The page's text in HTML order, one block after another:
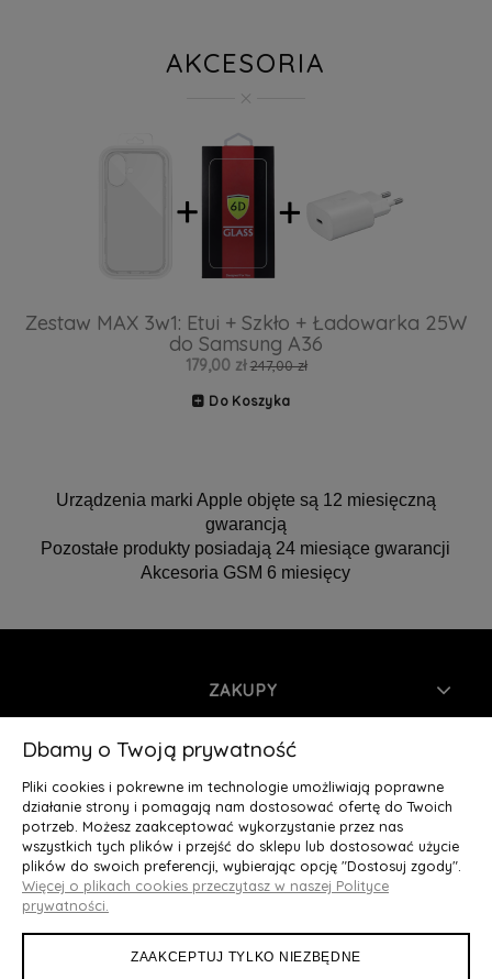
AKCESORIA
Zestaw MAX 3w1: Etui + Szkło + Ładowarka 25W
do Samsung A36
179,00 zł 247,00 zł
Do Koszyka
Urządzenia marki Apple objęte są 12 miesięczną
gwarancją
Pozostałe produkty posiadają 24 miesiące gwarancji
Akcesoria GSM 6 miesięcy
ZAKUPY
INFORMACJE
MOJE KONTO
O NAS
Deluxury.pl
Dbamy o Twoją prywatność
Pliki cookies i pokrewne im technologie umożliwiają poprawne
działanie strony i pomagają nam dostosować ofertę do Twoich
potrzeb. Możesz zaakceptować wykorzystanie przez nas
wszystkich tych plików i przejść do sklepu lub dostosować użycie
plików do swoich preferencji, wybierając opcję "Dostosuj zgody".
Więcej o plikach cookies przeczytasz w naszej Polityce
prywatności.
ZAAKCEPTUJ TYLKO NIEZBĘDNE